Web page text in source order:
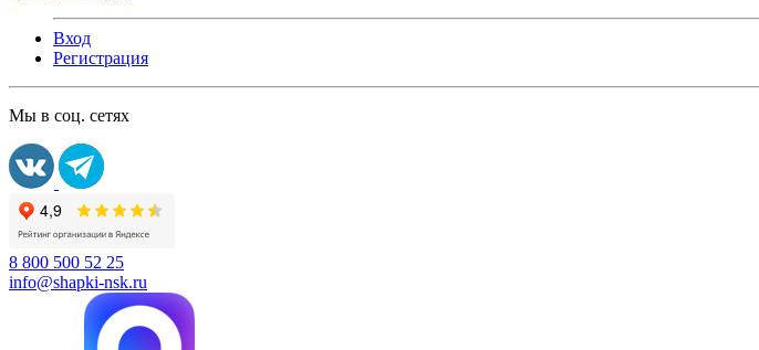
Вход
Регистрация
Мы в соц. сетях
8 800 500 52 25
info@shapki-nsk.ru